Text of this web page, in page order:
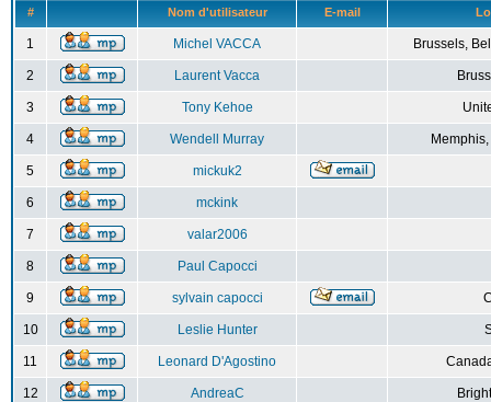
# Nom d'utilisateur E-mail
1 Michel VACCA Brussels,
2 Laurent Vacca
3 Tony Kehoe
4 Wendell Murray
5 mickuk2
6 mckink
7 valar2006
8 Paul Capocci
9 sylvain capocci
10 Leslie Hunter
11 Leonard D'Agostino
12 AndreaC